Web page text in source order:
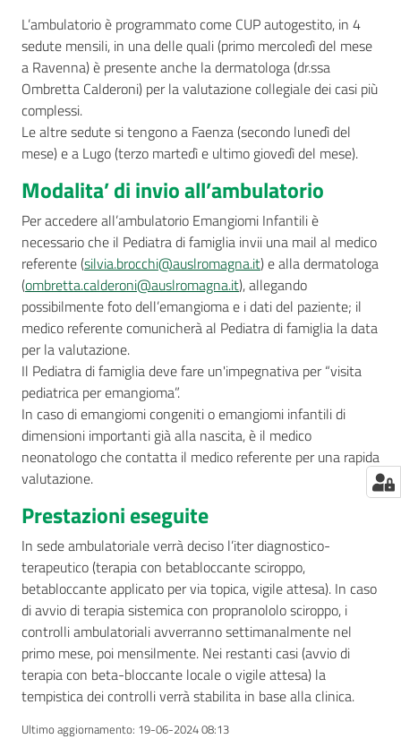
L’ambulatorio è programmato come CUP autogestito, in 4
sedute mensili, in una delle quali (primo mercoledì del mese
a Ravenna) è presente anche la dermatologa (dr.ssa
Ombretta Calderoni) per la valutazione collegiale dei casi più
complessi.
Le altre sedute si tengono a Faenza (secondo lunedì del
mese) e a Lugo (terzo martedì e ultimo giovedì del mese).
Modalita’ di invio all’ambulatorio
Per accedere all’ambulatorio Emangiomi Infantili è
necessario che il Pediatra di famiglia invii una mail al medico
referente (silvia.brocchi@auslromagna.it) e alla dermatologa
(ombretta.calderoni@auslromagna.it), allegando
possibilmente foto dell’emangioma e i dati del paziente; il
medico referente comunicherà al Pediatra di famiglia la data
per la valutazione.
Il Pediatra di famiglia deve fare un'impegnativa per “visita
pediatrica per emangioma”.
In caso di emangiomi congeniti o emangiomi infantili di
dimensioni importanti già alla nascita, è il medico
neonatologo che contatta il medico referente per una rapida
valutazione.
Prestazioni eseguite
In sede ambulatoriale verrà deciso l’iter diagnostico-
terapeutico (terapia con betabloccante sciroppo,
betabloccante applicato per via topica, vigile attesa). In caso
di avvio di terapia sistemica con propranololo sciroppo, i
controlli ambulatoriali avverranno settimanalmente nel
primo mese, poi mensilmente. Nei restanti casi (avvio di
terapia con beta-bloccante locale o vigile attesa) la
tempistica dei controlli verrà stabilita in base alla clinica.
Ultimo aggiornamento: 19-06-2024 08:13